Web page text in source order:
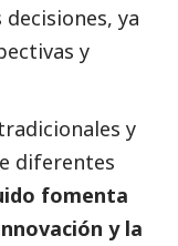
ya
y
y
diferentes
fomenta
y la